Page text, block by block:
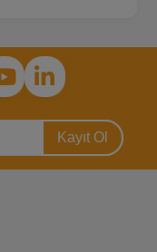
Kayıt Ol